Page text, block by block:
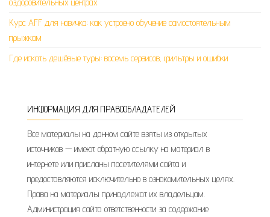
Курс AFF для новичка: как устроено обучение самостоятельным
прыжкам
Где искать дешёвые туры: восемь сервисов, фильтры и ошибки
ИНФОРМАЦИЯ ДЛЯ ПРАВООБЛАДАТЕЛЕЙ
Все материалы на данном сайте взяты из открытых
источников — имеют обратную ссылку на материал в
интернете или присланы посетителями сайта и
предоставляются исключительно в ознакомительных целях.
Права на материалы принадлежат их владельцам.
Администрация сайта ответственности за содержание